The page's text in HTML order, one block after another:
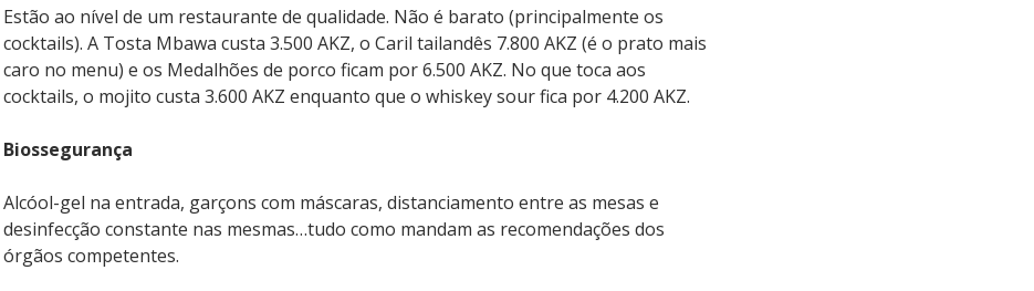
Estão ao nível de um restaurante de qualidade. Não é barato (principalmente os
cocktails). A Tosta Mbawa custa 3.500 AKZ, o Caril tailandês 7.800 AKZ (é o prato mais
caro no menu) e os Medalhões de porco ficam por 6.500 AKZ. No que toca aos
cocktails, o mojito custa 3.600 AKZ enquanto que o whiskey sour fica por 4.200 AKZ.
Biossegurança
Alcóol-gel na entrada, garçons com máscaras, distanciamento entre as mesas e
desinfecção constante nas mesmas…tudo como mandam as recomendações dos
órgãos competentes.